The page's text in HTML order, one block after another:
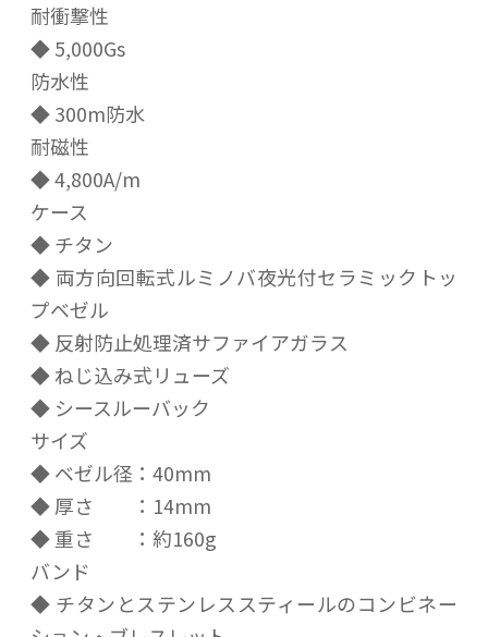
耐衝撃性
◆ 5,000Gs
防水性
◆ 300m防水
耐磁性
◆ 4,800A/m
ケース
◆ チタン
◆ 両方向回転式ルミノバ夜光付セラミックトッ
プベゼル
◆ 反射防止処理済サファイアガラス
◆ ねじ込み式リューズ
◆ シースルーバック
サイズ
◆ ベゼル径：40mm
◆ 厚さ ：14mm
◆ 重さ ：約160g
バンド
◆ チタンとステンレススティールのコンビネー